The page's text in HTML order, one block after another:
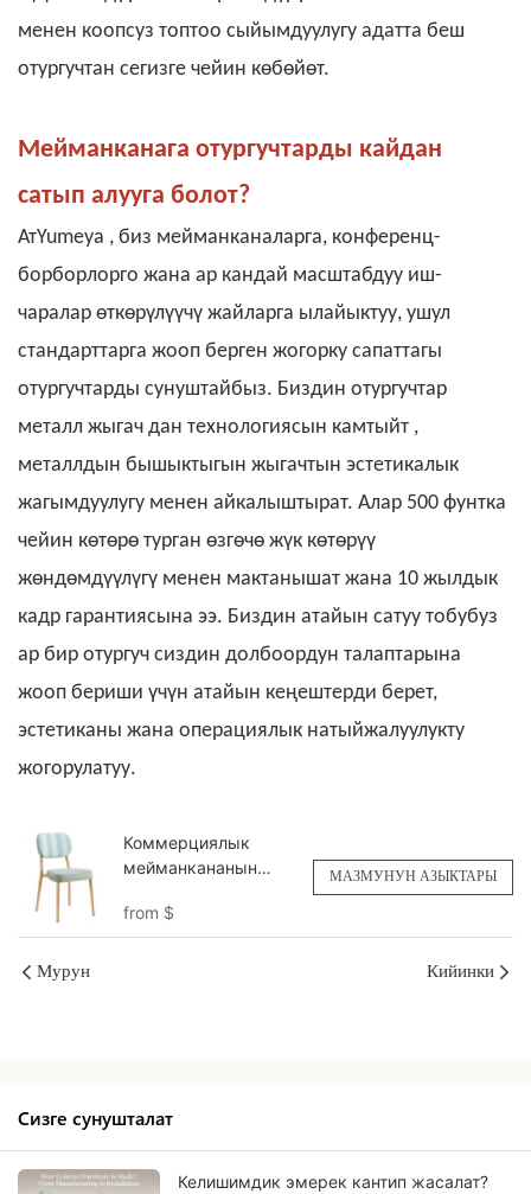
менен коопсуз топтоо сыйымдуулугу адатта беш
отургучтан сегизге чейин көбөйөт.
Мейманканага отургучтарды кайдан
сатып алууга болот?
АтYumeya , биз мейманканаларга, конференц-
борборлорго жана ар кандай масштабдуу иш-
чаралар өткөрүлүүчү жайларга ылайыктуу, ушул
стандарттарга жооп берген жогорку сапаттагы
отургучтарды сунуштайбыз. Биздин отургучтар
металл жыгач дан технологиясын камтыйт ,
металлдын бышыктыгын жыгачтын эстетикалык
жагымдуулугу менен айкалыштырат. Алар 500 фунтка
чейин көтөрө турган өзгөчө жүк көтөрүү
жөндөмдүүлүгү менен мактанышат жана 10 жылдык
кадр гарантиясына ээ. Биздин атайын сатуу тобубуз
ар бир отургуч сиздин долбоордун талаптарына
жооп бериши үчүн атайын кеңештерди берет,
эстетиканы жана операциялык натыйжалуулукту
жогорулатуу.
Коммерциялык
мейманкананын
жактары Yt2188
Yumeya
from $
МАЗМУНУН АЗЫКТАРЫ
Мурун Кийинки
Сизге сунушталат
Келишимдик эмерек кантип жасалат?